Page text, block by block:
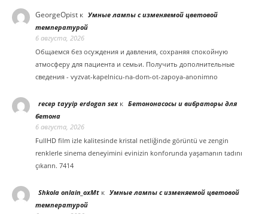
GeorgeOpist к Умные лампы с изменяемой цветовой
температурой
6 августа, 2026
Общаемся без осуждения и давления, сохраняя спокойную
атмосферу для пациента и семьи. Получить дополнительные
сведения - vyzvat-kapelnicu-na-dom-ot-zapoya-anonimno
recep tayyip erdogan sex к Бетононасосы и вибраторы для
бетона
6 августа, 2026
FullHD film izle kalitesinde kristal netliğinde görüntü ve zengin
renklerle sinema deneyimini evinizin konforunda yaşamanın tadını
çıkarın. 7414
Shkola onlain_oxMt к Умные лампы с изменяемой цветовой
температурой